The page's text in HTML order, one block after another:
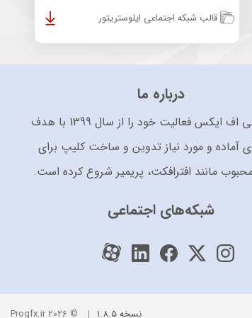
قالب شبکه اجتماعی ایلوستریتور
درباره ما
سایت پرو جی اف ایکس فعالیت خود را از سال 1399 با هدف
آماده و مورد نیاز تدوین و ساخت کلیپ برای
محبوب مانند افترافکت، پریمیر شروع کرده است.
شبکه‌های اجتماعی
نسخه 1.8.5 © 2026 Progfx.ir